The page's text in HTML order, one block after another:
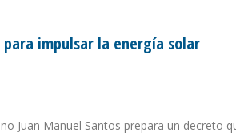
impulsar la energía solar
Juan Manuel Santos prepara un decreto